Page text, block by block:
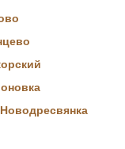
Новодресвянка